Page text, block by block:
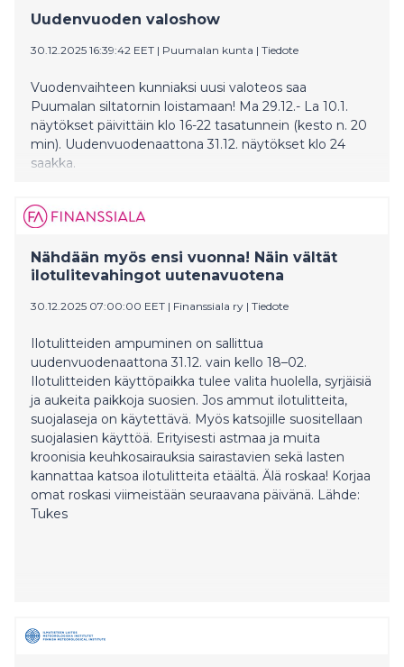
Uudenvuoden valoshow
30.12.2025 16:39:42 EET | Puumalan kunta | Tiedote
Vuodenvaihteen kunniaksi uusi valoteos saa
Puumalan siltatornin loistamaan! Ma 29.12.- La 10.1.
näytökset päivittäin klo 16-22 tasatunnein (kesto n. 20
min). Uudenvuodenaattona 31.12. näytökset klo 24
saakka.
Nähdään myös ensi vuonna! Näin vältät
ilotulitevahingot uutenavuotena
30.12.2025 07:00:00 EET | Finanssiala ry | Tiedote
Ilotulitteiden ampuminen on sallittua
uudenvuodenaattona 31.12. vain kello 18–02.
Ilotulitteiden käyttöpaikka tulee valita huolella, syrjäisiä
ja aukeita paikkoja suosien. Jos ammut ilotulitteita,
suojalaseja on käytettävä. Myös katsojille suositellaan
suojalasien käyttöä. Erityisesti astmaa ja muita
kroonisia keuhkosairauksia sairastavien sekä lasten
kannattaa katsoa ilotulitteita etäältä. Älä roskaa! Korjaa
omat roskasi viimeistään seuraavana päivänä. Lähde:
Tukes